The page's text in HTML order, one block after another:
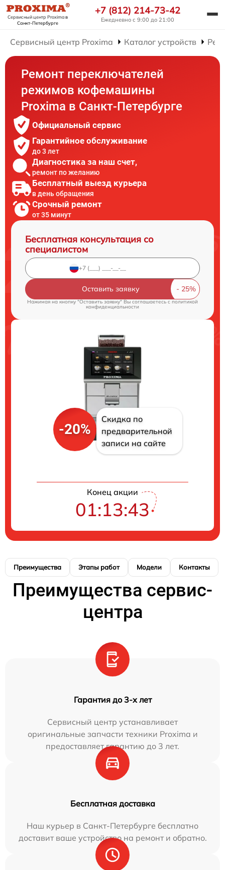
Сервисный центр Proximaв
Санкт-Петербурге
+7 (812) 214-73-42
Ежедневно с 9:00 до 21:00
Сервисный центр Proxima Каталог устройств
Ремонт переключателей
режимов кофемашины
Proxima в Санкт-Петербурге
Официальный сервис
Гарантийное обслуживание
до 3 лет
Диагностика за наш счет,
ремонт по желанию
Бесплатный выезд курьера
в день обращения
Срочный ремонт
от 35 минут
Бесплатная консультация со
специалистом
Оставить заявку
Нажимая на кнопку "Оставить заявку" Вы соглашаетесь cполитикой
конфиденциальности
-20%
Скидка по
предварительной
записи на сайте
Конец акции
01:13:42
Преимущества Этапы работ Модели Контакты
Преимущества сервис-
центра
Гарантия до 3-х лет
Сервисный центр устанавливает
оригинальные запчасти техники Proxima и
предоставляет гарантию до 3 лет.
Бесплатная доставка
Наш курьер в Санкт-Петербурге бесплатно
доставит ваше устройство на ремонт и обратно.